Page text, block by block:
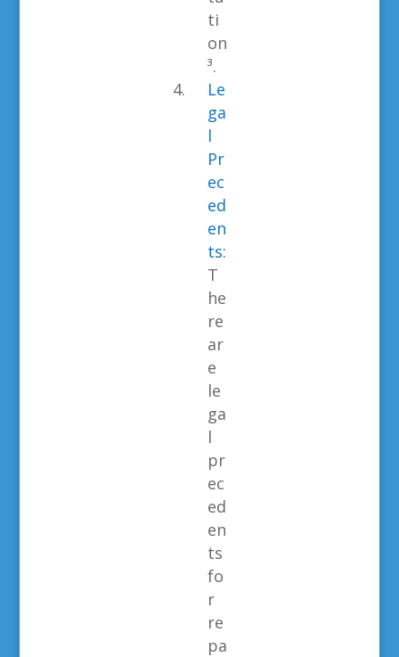
ti
on
³.
Le
ga
l
Pr
ec
ed
en
ts:
T
he
re
ar
e
le
ga
l
pr
ec
ed
en
ts
fo
r
re
pa